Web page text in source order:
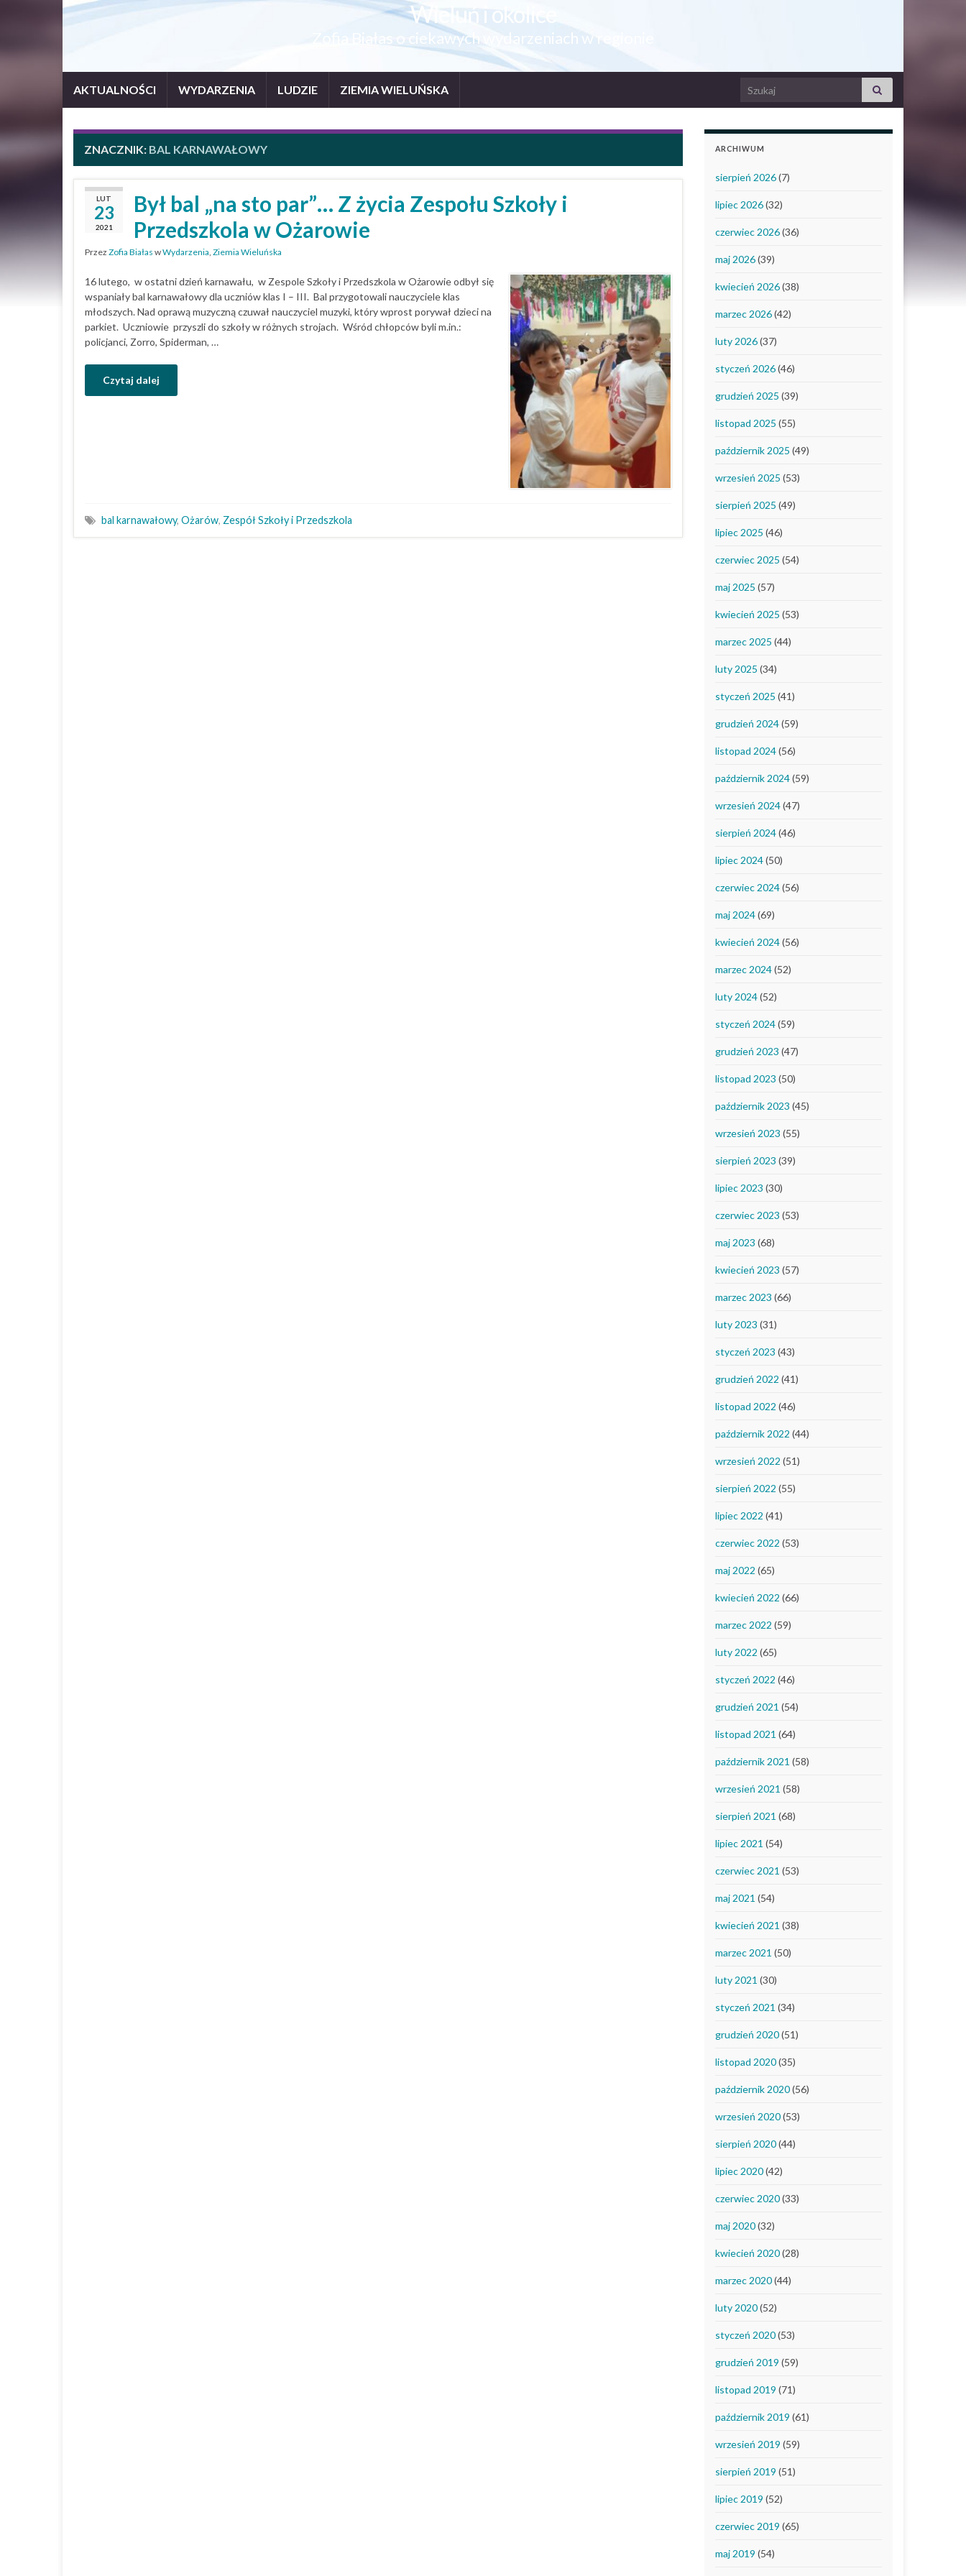
Wieluń i okolice
Zofia Białas o ciekawych wydarzeniach w regionie
AKTUALNOŚCI WYDARZENIA LUDZIE ZIEMIA WIELUŃSKA Search for:
ZNACZNIK: BAL KARNAWAŁOWY
LUT
23
2021
Był bal „na sto par”… Z życia Zespołu Szkoły i
Przedszkola w Ożarowie
Przez Zofia Białas wWydarzenia, Ziemia Wieluńska
16 lutego, w ostatni dzień karnawału, w Zespole Szkoły i Przedszkola w Ożarowie odbył się
wspaniały bal karnawałowy dla uczniów klas I – III. Bal przygotowali nauczyciele klas
młodszych. Nad oprawą muzyczną czuwał nauczyciel muzyki, który wprost porywał dzieci na
parkiet. Uczniowie przyszli do szkoły w różnych strojach. Wśród chłopców byli m.in.:
policjanci, Zorro, Spiderman, …
Czytaj dalej
bal karnawałowy, Ożarów, Zespół Szkoły i Przedszkola
ARCHIWUM
sierpień 2026(7)
lipiec 2026(32)
czerwiec 2026(36)
maj 2026(39)
kwiecień 2026(38)
marzec 2026(42)
luty 2026(37)
styczeń 2026(46)
grudzień 2025 (39)
listopad 2025 (55)
październik 2025 (49)
wrzesień 2025 (53)
sierpień 2025 (49)
lipiec 2025 (46)
czerwiec 2025 (54)
maj 2025 (57)
kwiecień 2025 (53)
marzec 2025 (44)
luty 2025 (34)
styczeń 2025 (41)
grudzień 2024(59)
listopad 2024(56)
październik 2024(59)
wrzesień 2024(47)
sierpień 2024(46)
lipiec 2024(50)
czerwiec 2024(56)
maj 2024(69)
kwiecień 2024(56)
marzec 2024(52)
luty 2024(52)
styczeń 2024(59)
grudzień 2023 (47)
listopad 2023 (50)
październik 2023 (45)
wrzesień 2023 (55)
sierpień 2023 (39)
lipiec 2023 (30)
czerwiec 2023 (53)
maj 2023 (68)
kwiecień 2023 (57)
marzec 2023 (66)
luty 2023 (31)
styczeń 2023 (43)
grudzień 2022 (41)
listopad 2022 (46)
październik 2022 (44)
wrzesień 2022 (51)
sierpień 2022 (55)
lipiec 2022 (41)
czerwiec 2022 (53)
maj 2022 (65)
kwiecień 2022 (66)
marzec 2022 (59)
luty 2022 (65)
styczeń 2022 (46)
grudzień 2021 (54)
listopad 2021 (64)
październik 2021 (58)
wrzesień 2021 (58)
sierpień 2021 (68)
lipiec 2021 (54)
czerwiec 2021 (53)
maj 2021 (54)
kwiecień 2021 (38)
marzec 2021 (50)
luty 2021 (30)
styczeń 2021 (34)
grudzień 2020(51)
listopad 2020(35)
październik 2020(56)
wrzesień 2020(53)
sierpień 2020(44)
lipiec 2020(42)
czerwiec 2020(33)
maj 2020(32)
kwiecień 2020(28)
marzec 2020(44)
luty 2020(52)
styczeń 2020(53)
grudzień 2019 (59)
listopad 2019 (71)
październik 2019 (61)
wrzesień 2019 (59)
sierpień 2019 (51)
lipiec 2019 (52)
czerwiec 2019 (65)
maj 2019 (54)